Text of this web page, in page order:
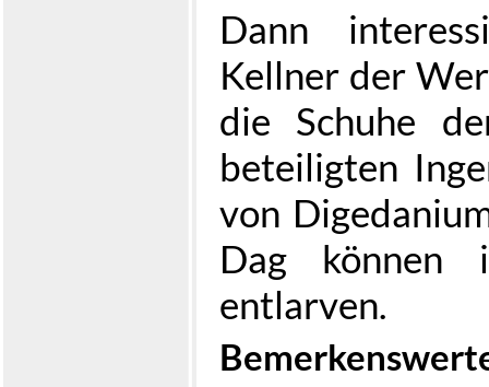
Dann
Kellner der
die Schuhe
beteiligten
von
Dag können
entlarven.